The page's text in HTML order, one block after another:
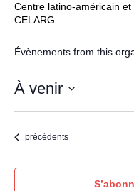
Centre latino-américain
CELARG
Évènements from this
À venir
date.Évènements
précédents